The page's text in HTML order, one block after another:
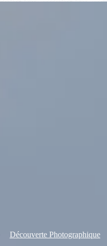
Découverte Photographique